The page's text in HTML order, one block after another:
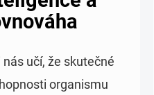
učí, že skutečné
organismu